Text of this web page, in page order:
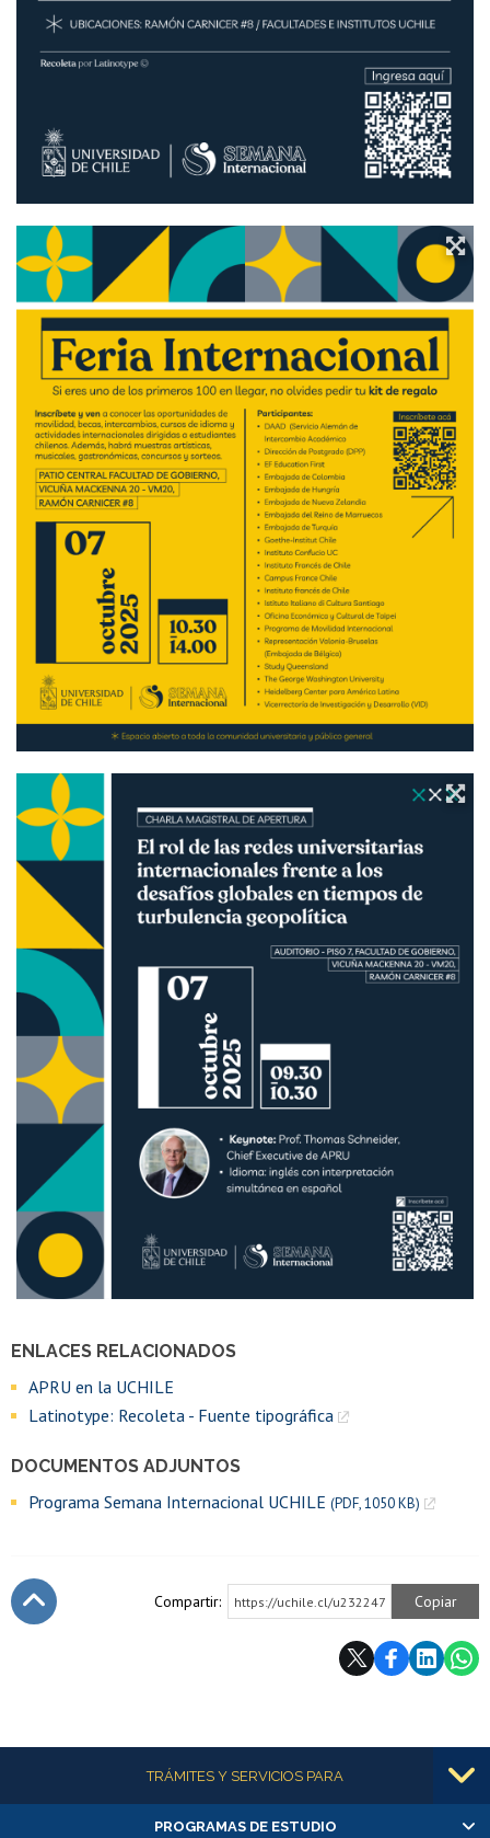
ENLACES RELACIONADOS
APRU en la UCHILE
Latinotype: Recoleta - Fuente tipográfica
DOCUMENTOS ADJUNTOS
Programa Semana Internacional UCHILE (PDF, 1050 KB)
Compartir: https://uchile.cl/u232247 Copiar
Más informaciónTRÁMITES Y SERVICIOS PARA
Alumnas/os y exalumnas/os
PROGRAMAS DE ESTUDIO